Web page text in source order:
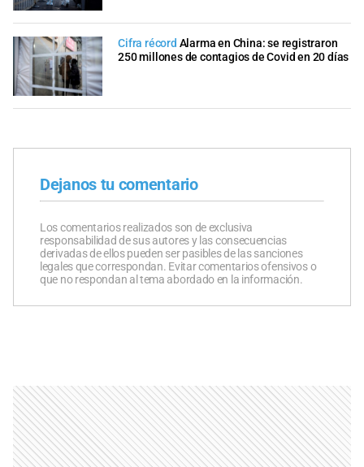
Cifra récord Alarma en China: se registraron
250 millones de contagios de Covid en 20 días
Dejanos tu comentario
Los comentarios realizados son de exclusiva
responsabilidad de sus autores y las consecuencias
derivadas de ellos pueden ser pasibles de las sanciones
legales que correspondan. Evitar comentarios ofensivos o
que no respondan al tema abordado en la información.